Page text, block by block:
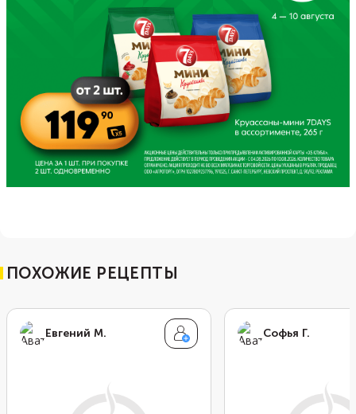
ПОХОЖИЕ РЕЦЕПТЫ
Евгений М. Софья Г.